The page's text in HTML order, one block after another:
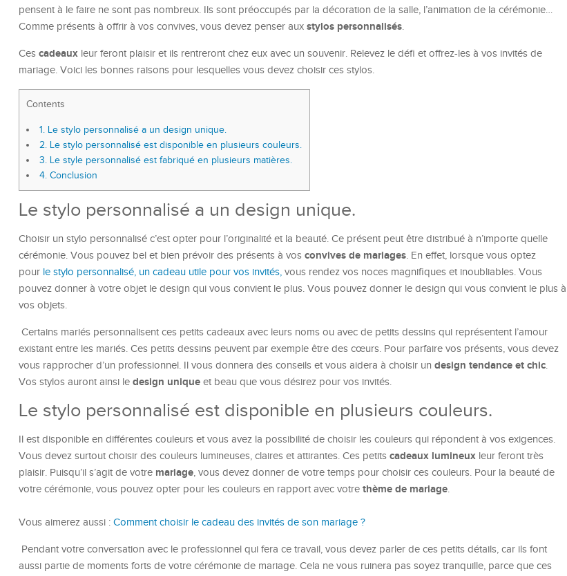
pensent à le faire ne sont pas nombreux. Ils sont préoccupés par la décoration de la salle, l’animation de la cérémonie…
Comme présents à offrir à vos convives, vous devez penser aux stylos personnalisés.
Ces cadeaux leur feront plaisir et ils rentreront chez eux avec un souvenir. Relevez le défi et offrez-les à vos invités de
mariage. Voici les bonnes raisons pour lesquelles vous devez choisir ces stylos.
Contents
1. Le stylo personnalisé a un design unique.
2. Le stylo personnalisé est disponible en plusieurs couleurs.
3. Le style personnalisé est fabriqué en plusieurs matières.
4. Conclusion
Le stylo personnalisé a un design unique.
Choisir un stylo personnalisé c’est opter pour l’originalité et la beauté. Ce présent peut être distribué à n’importe quelle
cérémonie. Vous pouvez bel et bien prévoir des présents à vos convives de mariages. En effet, lorsque vous optez
pour le stylo personnalisé, un cadeau utile pour vos invités, vous rendez vos noces magnifiques et inoubliables. Vous
pouvez donner à votre objet le design qui vous convient le plus. Vous pouvez donner le design qui vous convient le plus à
vos objets.
Certains mariés personnalisent ces petits cadeaux avec leurs noms ou avec de petits dessins qui représentent l’amour
existant entre les mariés. Ces petits dessins peuvent par exemple être des cœurs. Pour parfaire vos présents, vous devez
vous rapprocher d’un professionnel. Il vous donnera des conseils et vous aidera à choisir un design tendance et chic.
Vos stylos auront ainsi le design unique et beau que vous désirez pour vos invités.
Le stylo personnalisé est disponible en plusieurs couleurs.
Il est disponible en différentes couleurs et vous avez la possibilité de choisir les couleurs qui répondent à vos exigences.
Vous devez surtout choisir des couleurs lumineuses, claires et attirantes. Ces petits cadeaux lumineux leur feront très
plaisir. Puisqu’il s’agit de votre mariage, vous devez donner de votre temps pour choisir ces couleurs. Pour la beauté de
votre cérémonie, vous pouvez opter pour les couleurs en rapport avec votre thème de mariage.
Vous aimerez aussi : Comment choisir le cadeau des invités de son mariage ?
Pendant votre conversation avec le professionnel qui fera ce travail, vous devez parler de ces petits détails, car ils font
aussi partie de moments forts de votre cérémonie de mariage. Cela ne vous ruinera pas soyez tranquille, parce que ces